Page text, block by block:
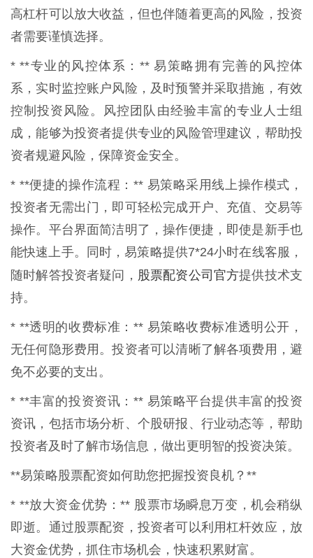
高杠杆可以放大收益，但也伴随着更高的风险，投资
者需要谨慎选择。
* **专业的风控体系：** 易策略拥有完善的风控体
系，实时监控账户风险，及时预警并采取措施，有效
控制投资风险。风控团队由经验丰富的专业人士组
成，能够为投资者提供专业的风险管理建议，帮助投
资者规避风险，保障资金安全。
* **便捷的操作流程：** 易策略采用线上操作模式，
投资者无需出门，即可轻松完成开户、充值、交易等
操作。平台界面简洁明了，操作便捷，即使是新手也
能快速上手。同时，易策略提供7*24小时在线客服，
随时解答投资者疑问， 股票配资公司官方提供技术支
持。
* **透明的收费标准：** 易策略收费标准透明公开，
无任何隐形费用。投资者可以清晰了解各项费用，避
免不必要的支出。
* **丰富的投资资讯：** 易策略平台提供丰富的投资
资讯，包括市场分析、个股研报、行业动态等，帮助
投资者及时了解市场信息，做出更明智的投资决策。
**易策略股票配资如何助您把握投资良机？**
* **放大资金优势：** 股票市场瞬息万变，机会稍纵
即逝。通过股票配资，投资者可以利用杠杆效应，放
大资金优势，抓住市场机会，快速积累财富。